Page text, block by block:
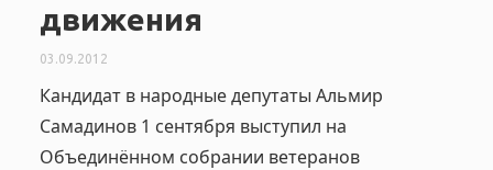
движения
03.09.2012
Кандидат в народные депутаты Альмир
Самадинов 1 сентября выступил на
Объединённом собрании ветеранов